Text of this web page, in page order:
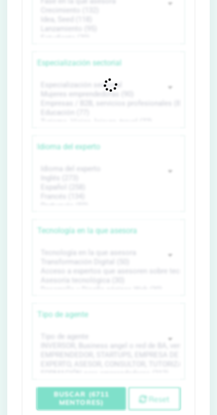
Especialización sectorial
Idioma del experto
Tecnología en la que asesora
Tipo de agente
BUSCAR (6711
MENTORES)
Reset